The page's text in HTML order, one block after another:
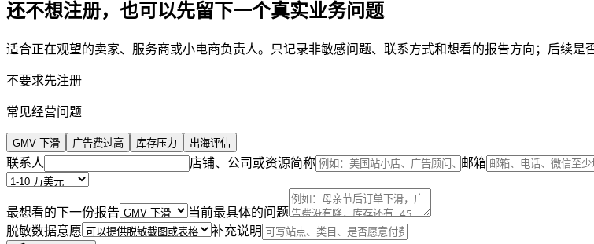
还不想注册，也可以先留下一个真实业务问题
适合正在观望的卖家、服务商或小电商负责人。只记录非敏感问题、联系方式和想看的报告方向；后续
不要求先注册
常见经营问题
GMV 下滑 广告费过高 库存压力 出海评估
联系人 店铺、公司或资源简称 邮箱
最想看的下一份报告
当前最具体的问题
脱敏数据意愿
补充说明